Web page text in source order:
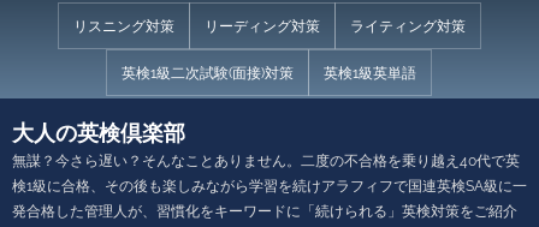
リスニング対策 リーディング対策 ライティング対策
英検1級二次試験(面接)対策 英検1級英単語
大人の英検倶楽部
無謀？今さら遅い？そんなことありません。二度の不合格を乗り越え40代で英
検1級に合格、その後も楽しみながら学習を続けアラフィフで国連英検SA級に一
発合格した管理人が、習慣化をキーワードに「続けられる」英検対策をご紹介